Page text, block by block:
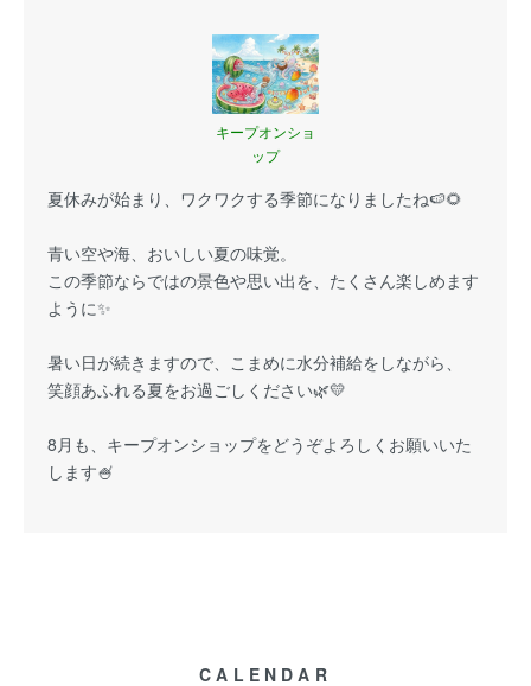
キープオンショ
ップ
夏休みが始まり、ワクワクする季節になりましたね🍉🌻
青い空や海、おいしい夏の味覚。
この季節ならではの景色や思い出を、たくさん楽しめます
ように✨
暑い日が続きますので、こまめに水分補給をしながら、
笑顔あふれる夏をお過ごしください🌿💛
8月も、キープオンショップをどうぞよろしくお願いいた
します🍧
CALENDAR